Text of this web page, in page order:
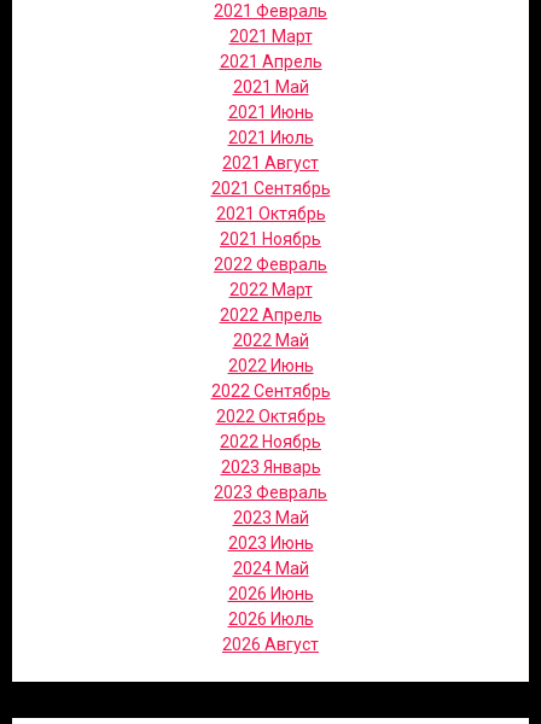
2021 Февраль
2021 Март
2021 Апрель
2021 Май
2021 Июнь
2021 Июль
2021 Август
2021 Сентябрь
2021 Октябрь
2021 Ноябрь
2022 Февраль
2022 Март
2022 Апрель
2022 Май
2022 Июнь
2022 Сентябрь
2022 Октябрь
2022 Ноябрь
2023 Январь
2023 Февраль
2023 Май
2023 Июнь
2024 Май
2026 Июнь
2026 Июль
2026 Август